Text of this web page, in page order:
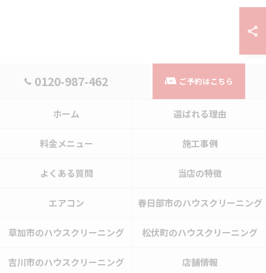
0120-987-462 ご予約はこちら
ホーム 選ばれる理由
料金メニュー 施工事例
よくある質問 当店の特徴
エアコン 春日部市のハウスクリーニング
草加市のハウスクリーニング 松伏町のハウスクリーニング
吉川市のハウスクリーニング 店舗情報